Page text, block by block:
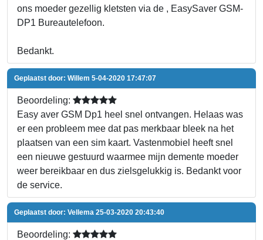
ons moeder gezellig kletsten via de , EasySaver GSM-
DP1 Bureautelefoon.
Bedankt.
Geplaatst door: Willem 5-04-2020 17:47:07
Beoordeling:
Easy aver GSM Dp1 heel snel ontvangen. Helaas was
er een probleem mee dat pas merkbaar bleek na het
plaatsen van een sim kaart. Vastenmobiel heeft snel
een nieuwe gestuurd waarmee mijn demente moeder
weer bereikbaar en dus zielsgelukkig is. Bedankt voor
de service.
Geplaatst door: Vellema 25-03-2020 20:43:40
Beoordeling: